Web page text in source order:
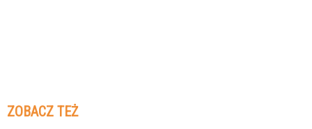
ZOBACZ TEŻ